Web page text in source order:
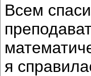
Всем
я